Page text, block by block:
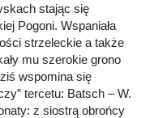
stając się
Pogoni. Wspaniała
strzeleckie a także
mu szerokie grono
wspomina się
tercetu: Batsch – W.
z siostrą obrońcy